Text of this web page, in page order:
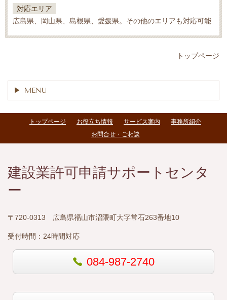
対応エリア
広島県、岡山県、島根県、愛媛県。その他のエリアも対応可能
トップページ
MENU
トップページ お役立ち情報 サービス案内
事務所紹介
お問合せ・ご相談
建設業許可申請サポートセンタ
ー
〒720-0313 広島県福山市沼隈町大字常石263番地10
受付時間： 24時間対応
084-987-2740